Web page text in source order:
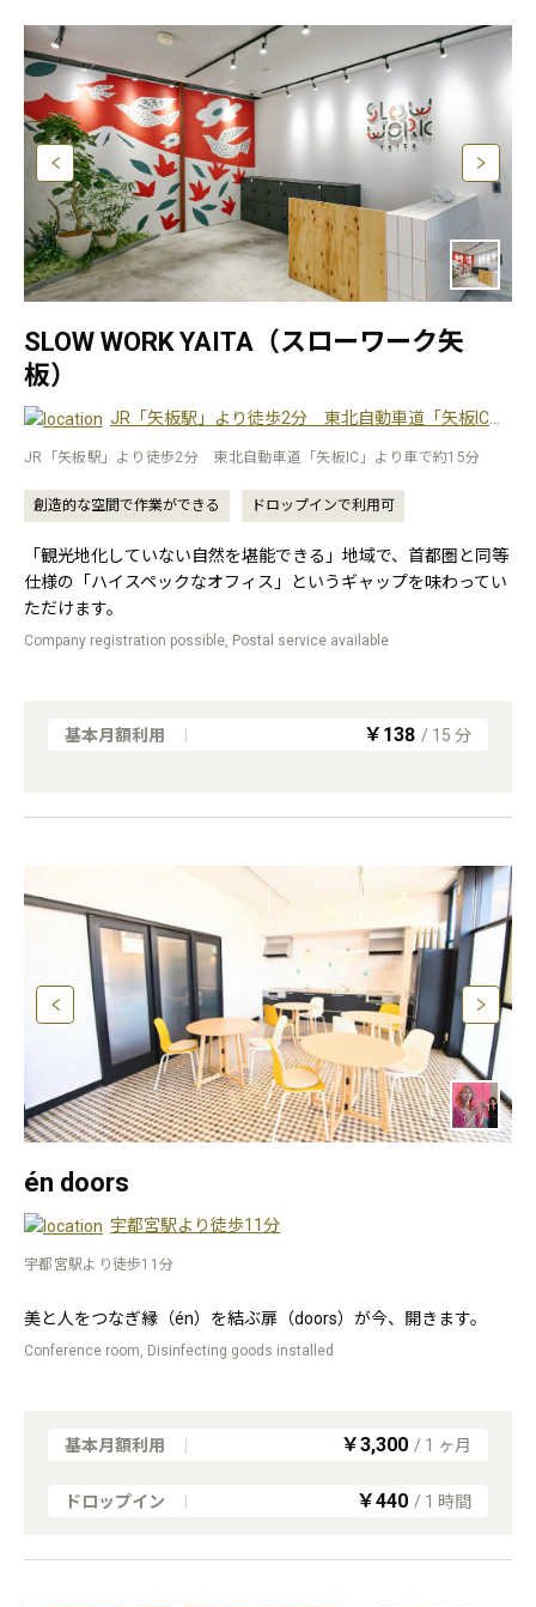
SLOW WORK YAITA（スローワーク矢
板）
JR「矢板駅」より徒歩2分 東北自動車道「矢板IC」より車で約15分
JR「矢板駅」より徒歩2分 東北自動車道「矢板IC」より車で約15分
創造的な空間で作業ができる ドロップインで利用可
「観光地化していない自然を堪能できる」地域で、首都圏と同等
仕様の「ハイスペックなオフィス」というギャップを味わってい
ただけます。
Company registration possible, Postal service available
基本月額利用 ￥138 / 15 分
én doors
宇都宮駅より徒歩11分
宇都宮駅より徒歩11分
美と人をつなぎ縁（én）を結ぶ扉（doors）が今、開きます。
Conference room, Disinfecting goods installed
基本月額利用 ￥3,300 / 1 ヶ月
ドロップイン ￥440 / 1 時間